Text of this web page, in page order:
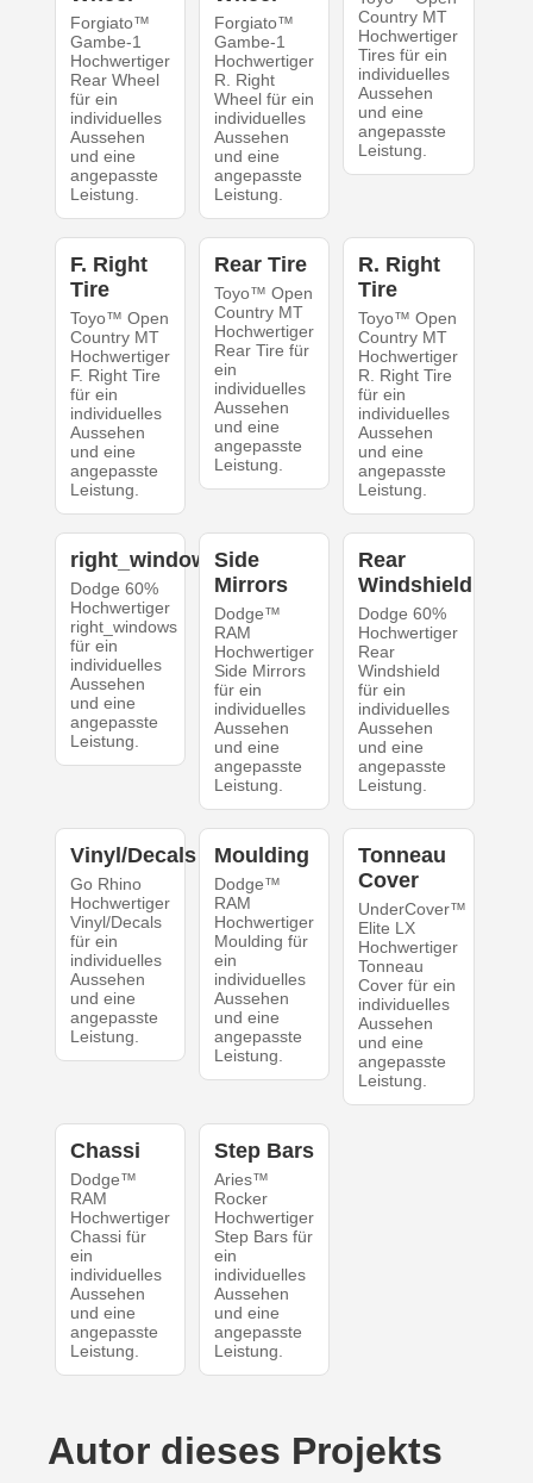
Forgiato™
Gambe-1
Hochwertiger
Rear Wheel
für ein
individuelles
Aussehen
und eine
angepasste
Leistung.
Forgiato™
Gambe-1
Hochwertiger
R. Right
Wheel für ein
individuelles
Aussehen
und eine
angepasste
Leistung.
Country MT
Hochwertiger
Tires für ein
individuelles
Aussehen
und eine
angepasste
Leistung.
F. Right
Tire
Toyo™ Open
Country MT
Hochwertiger
F. Right Tire
für ein
individuelles
Aussehen
und eine
angepasste
Leistung.
Rear Tire
Toyo™ Open
Country MT
Hochwertiger
Rear Tire für
ein
individuelles
Aussehen
und eine
angepasste
Leistung.
R. Right
Tire
Toyo™ Open
Country MT
Hochwertiger
R. Right Tire
für ein
individuelles
Aussehen
und eine
angepasste
Leistung.
right_windows
Dodge 60%
Hochwertiger
right_windows
für ein
individuelles
Aussehen
und eine
angepasste
Leistung.
Side
Mirrors
Dodge™
RAM
Hochwertiger
Side Mirrors
für ein
individuelles
Aussehen
und eine
angepasste
Leistung.
Rear
Windshield
Dodge 60%
Hochwertiger
Rear
Windshield
für ein
individuelles
Aussehen
und eine
angepasste
Leistung.
Vinyl/Decals
Go Rhino
Hochwertiger
Vinyl/Decals
für ein
individuelles
Aussehen
und eine
angepasste
Leistung.
Moulding
Dodge™
RAM
Hochwertiger
Moulding für
ein
individuelles
Aussehen
und eine
angepasste
Leistung.
Tonneau
Cover
UnderCover™
Elite LX
Hochwertiger
Tonneau
Cover für ein
individuelles
Aussehen
und eine
angepasste
Leistung.
Chassi
Dodge™
RAM
Hochwertiger
Chassi für
ein
individuelles
Aussehen
und eine
angepasste
Leistung.
Step Bars
Aries™
Rocker
Hochwertiger
Step Bars für
ein
individuelles
Aussehen
und eine
angepasste
Leistung.
Autor dieses Projekts